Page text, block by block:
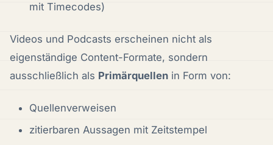
mit Timecodes)
Videos und Podcasts erscheinen nicht als
eigenständige Content-Formate, sondern
ausschließlich als Primärquellen in Form von:
Quellenverweisen
zitierbaren Aussagen mit Zeitstempel